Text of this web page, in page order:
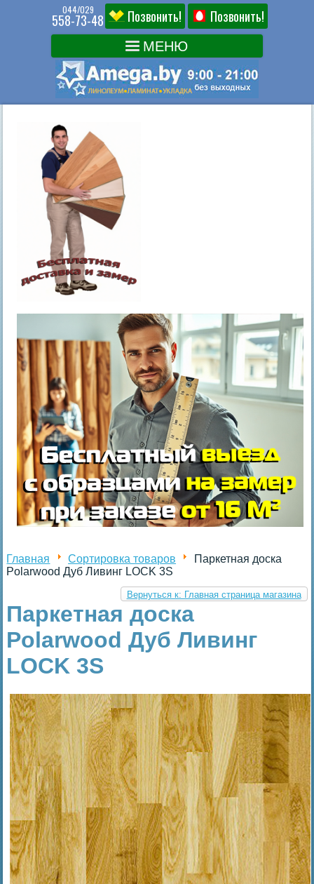
044/029
558-73-48 Позвонить! Позвонить!
Главная Сортировка товаров
Паркетная доска
Polarwood Дуб Ливинг LOCK 3S
Вернуться к: Главная страница магазина
Паркетная доска
Polarwood Дуб Ливинг
LOCK 3S